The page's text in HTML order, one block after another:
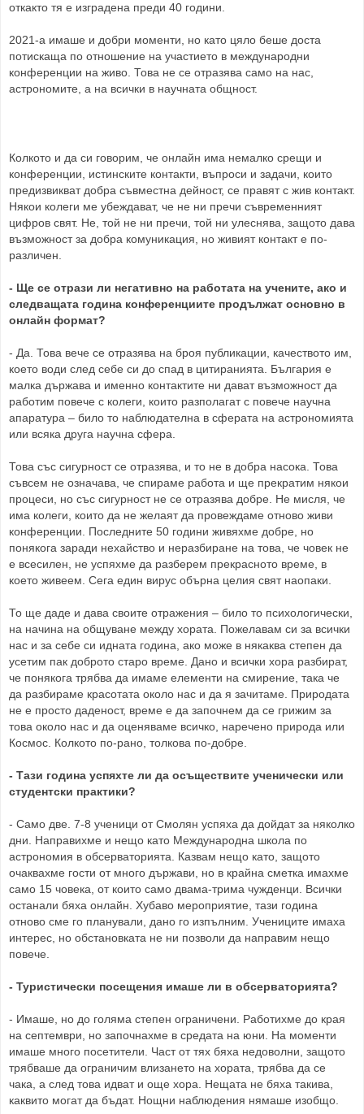
откакто тя е изградена преди 40 години.
2021-а имаше и добри моменти, но като цяло беше доста
потискаща по отношение на участието в международни
конференции на живо. Това не се отразява само на нас,
астрономите, а на всички в научната общност.
Колкото и да си говорим, че онлайн има немалко срещи и
конференции, истинските контакти, въпроси и задачи, които
предизвикват добра съвместна дейност, се правят с жив контакт.
Някои колеги ме убеждават, че не ни пречи съвременният
цифров свят. Не, той не ни пречи, той ни улеснява, защото дава
възможност за добра комуникация, но живият контакт е по-
различен.
- Ще се отрази ли негативно на работата на учените, ако и
следващата година конференциите продължат основно в
онлайн формат?
- Да. Това вече се отразява на броя публикации, качеството им,
което води след себе си до спад в цитиранията. България е
малка държава и именно контактите ни дават възможност да
работим повече с колеги, които разполагат с повече научна
апаратура – било то наблюдателна в сферата на астрономията
или всяка друга научна сфера.
Това със сигурност се отразява, и то не в добра насока. Това
съвсем не означава, че спираме работа и ще прекратим някои
процеси, но със сигурност не се отразява добре. Не мисля, че
има колеги, които да не желаят да провеждаме отново живи
конференции. Последните 50 години живяхме добре, но
понякога заради нехайство и неразбиране на това, че човек не
е всесилен, не успяхме да разберем прекрасното време, в
което живеем. Сега един вирус обърна целия свят наопаки.
То ще даде и дава своите отражения – било то психологически,
на начина на общуване между хората. Пожелавам си за всички
нас и за себе си идната година, ако може в някаква степен да
усетим пак доброто старо време. Дано и всички хора разбират,
че понякога трябва да имаме елементи на смирение, така че
да разбираме красотата около нас и да я зачитаме. Природата
не е просто даденост, време е да започнем да се грижим за
това около нас и да оценяваме всичко, наречено природа или
Космос. Колкото по-рано, толкова по-добре.
- Тази година успяхте ли да осъществите ученически или
студентски практики?
- Само две. 7-8 ученици от Смолян успяха да дойдат за няколко
дни. Направихме и нещо като Международна школа по
астрономия в обсерваторията. Казвам нещо като, защото
очаквахме гости от много държави, но в крайна сметка имахме
само 15 човека, от които само двама-трима чужденци. Всички
останали бяха онлайн. Хубаво мероприятие, тази година
отново сме го планували, дано го изпълним. Учениците имаха
интерес, но обстановката не ни позволи да направим нещо
повече.
- Туристически посещения имаше ли в обсерваторията?
- Имаше, но до голяма степен ограничени. Работихме до края
на септември, но започнахме в средата на юни. На моменти
имаше много посетители. Част от тях бяха недоволни, защото
трябваше да ограничим влизането на хората, трябва да се
чака, а след това идват и още хора. Нещата не бяха такива,
каквито могат да бъдат. Нощни наблюдения нямаше изобщо.